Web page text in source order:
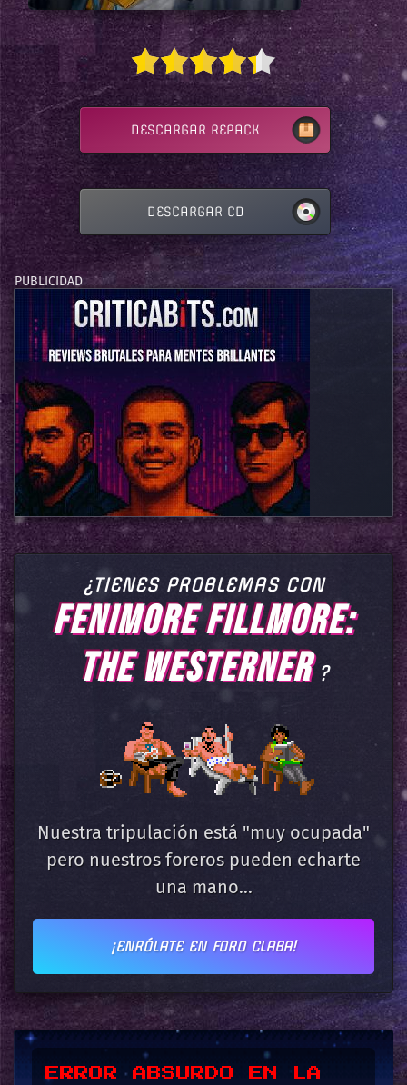
DESCARGAR REPACK
DESCARGAR CD
¿TIENES PROBLEMAS CON
FENIMORE FILLMORE:
THE WESTERNER?
Nuestra tripulación está "muy ocupada"
pero nuestros foreros pueden echarte
una mano...
¡ENRÓLATE EN FORO CLABA!
*UPSSS*